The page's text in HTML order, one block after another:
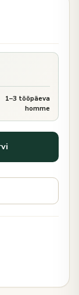
1–3 tööpäeva
homme